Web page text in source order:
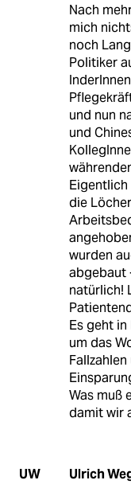
Nach
mich
noch
Politiker
und nun
und
Eigentlich
die
wurden
abgebaut
natürlich!
Es geht
um das
Was muß
damit wir
UW Ulrich